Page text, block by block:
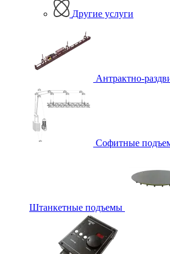
Другие услуги
Антрактно-
Софитные
Штанкетные подъемы